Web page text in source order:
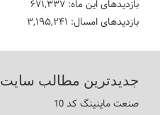
بازدیدهای این ماه: ۶۷۱,۳۳۷
بازدیدهای امسال: ۳,۱۹۵,۲۴۱
جدیدترین مطالب سایت
صنعت ماینینگ کد 10